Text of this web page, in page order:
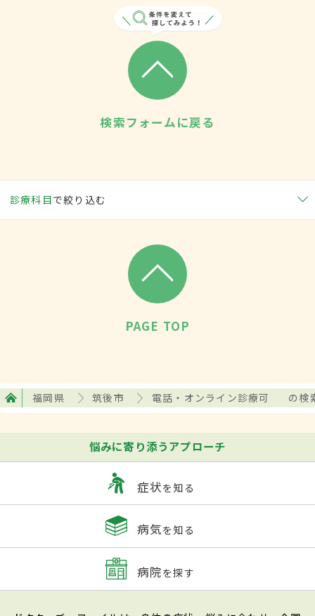
検索フォームに戻る
診療科目で絞り込む
PAGE TOP
福岡県 筑後市 電話・オンライン診療可 の検
悩みに寄り添うアプローチ
症状を知る
病気を知る
病院を探す